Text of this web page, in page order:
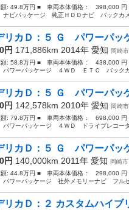
: 49.8万円 ■ 車両本体価格： 398,000
ビパッケージ 純正ＨＤＤナビ バックカ
リカＤ：５ Ｇ パワーパ
円 171,886km 2014年 愛知 岡崎市
: 58.8万円 ■ 車両本体価格： 438,000
ワーパッケージ ４ＷＤ ＥＴＣ バック
リカＤ：５ Ｇ パワーパ
円 142,578km 2010年 愛知 岡崎市
: 79.8万円 ■ 車両本体価格： 698,000
ワーパッケージ ４ＷＤ ドライブレコー
リカＤ：５ Ｇ パワーパ
円 140,000km 2011年 愛知 岡崎市
: 44.8万円 ■ 車両本体価格： 298,000
ワーパッケージ 社外メモリーナビ フル
リカＤ：２ カスタムハイ